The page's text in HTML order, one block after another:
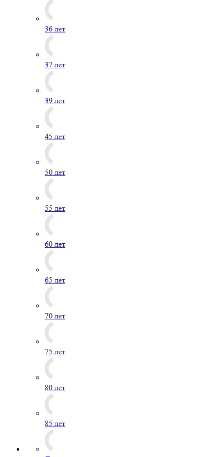
36 лет
37 лет
39 лет
45 лет
50 лет
55 лет
60 лет
65 лет
70 лет
75 лет
80 лет
85 лет